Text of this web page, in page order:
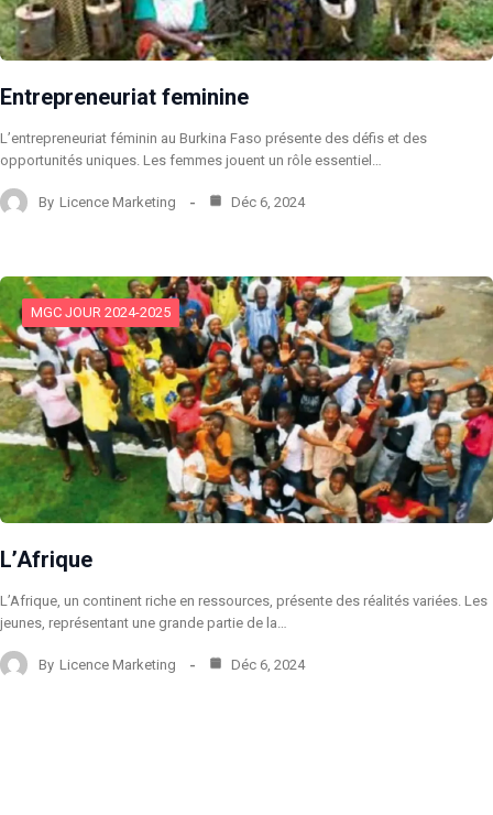
Entrepreneuriat feminine
L’entrepreneuriat féminin au Burkina Faso présente des défis et des
opportunités uniques. Les femmes jouent un rôle essentiel…
By Licence Marketing Déc 6, 2024
MGC JOUR 2024-2025
L’Afrique
L’Afrique, un continent riche en ressources, présente des réalités variées. Les
jeunes, représentant une grande partie de la…
By Licence Marketing Déc 6, 2024